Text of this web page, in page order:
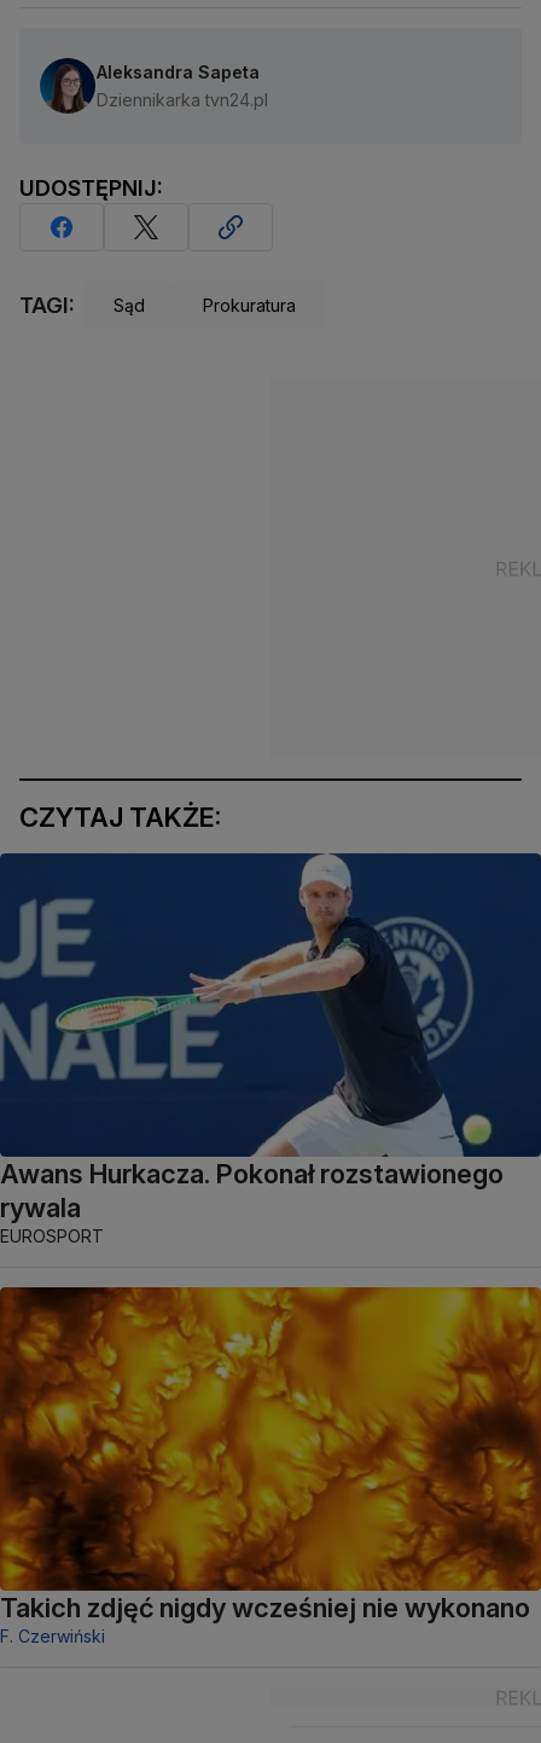
Aleksandra Sapeta
Dziennikarka tvn24.pl
UDOSTĘPNIJ:
TAGI: Sąd Prokuratura
CZYTAJ TAKŻE:
Awans Hurkacza. Pokonał rozstawionego
rywala
EUROSPORT
Takich zdjęć nigdy wcześniej nie wykonano
F. Czerwiński